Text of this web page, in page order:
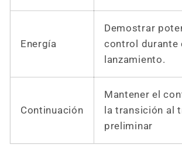
Energía
Demostrar
control durante
lanzamiento.
Continuación
Mantener el
la transición al
preliminar